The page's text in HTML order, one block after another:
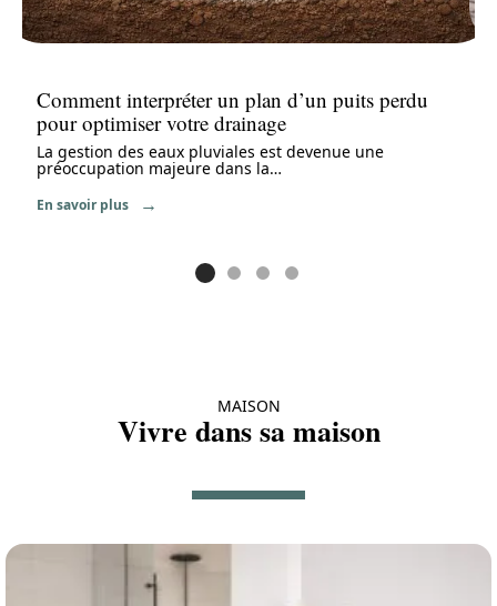
Comment interpréter un plan d’un puits perdu
pour optimiser votre drainage
La gestion des eaux pluviales est devenue une
préoccupation majeure dans la…
En savoir plus
MAISON
Vivre dans sa maison